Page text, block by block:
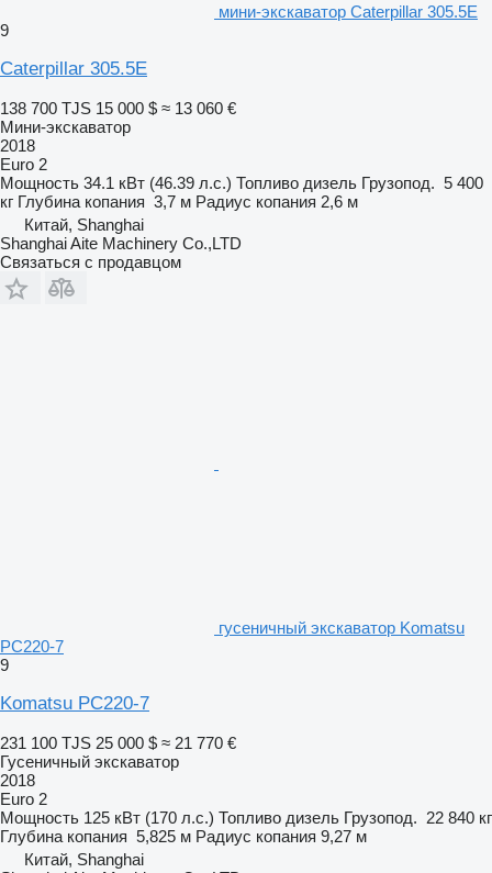
мини-экскаватор Caterpillar 305.5E
9
Caterpillar 305.5E
138 700 TJS 15 000 $ ≈ 13 060 €
Мини-экскаватор
2018
Euro 2
Мощность 34.1 кВт (46.39 л.с.) Топливо дизель Грузопод. 5 400
кг Глубина копания 3,7 м Радиус копания 2,6 м
Китай, Shanghai
Shanghai Aite Machinery Co.,LTD
Связаться с продавцом
гусеничный экскаватор Komatsu
PC220-7
9
Komatsu PC220-7
231 100 TJS 25 000 $ ≈ 21 770 €
Гусеничный экскаватор
2018
Euro 2
Мощность 125 кВт (170 л.с.) Топливо дизель Грузопод. 22 840 кг
Глубина копания 5,825 м Радиус копания 9,27 м
Китай, Shanghai